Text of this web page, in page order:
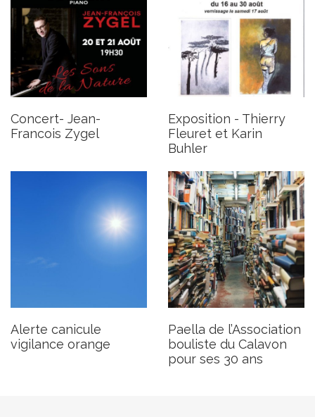
Concert- Jean-
Francois Zygel
Exposition - Thierry
Fleuret et Karin
Buhler
Alerte canicule vigilance
orange
Alerte canicule
vigilance orange
Paella de l’Association
bouliste du Calavon pour
Publié le lundi 29 juillet 2024
Paella de l’Association
bouliste du Calavon
pour ses 30 ans